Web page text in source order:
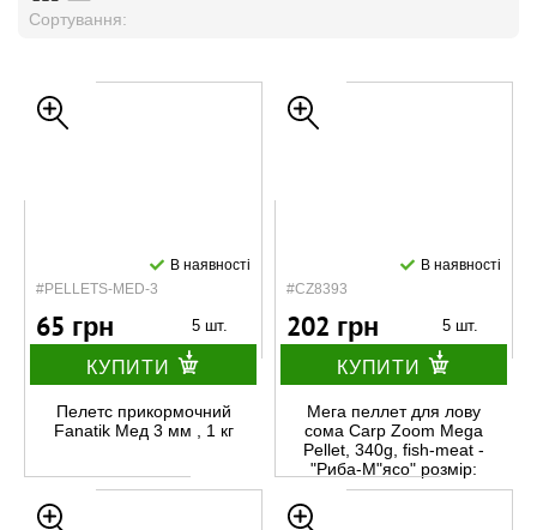
Сортування:
#PELLETS-MED-3
В наявності
65 грн 5 шт.
КУПИТИ
Пелетс прикормочний
Fanatik Мед 3 мм , 1 кг
#CZ8393
В наявності
202 грн 5 шт.
КУПИТИ
Мега пеллет для лову
сома Carp Zoom Mega
Pellet, 340g, fish-meat -
"Риба-М"ясо" розмір:
(30мм), вага: